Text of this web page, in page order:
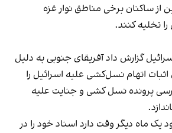
از ساکنان برخی مناطق نوار غزه
تخلیه کنند.
گزارش داد آفریقای جنوبی به دلیل
اثبات اتهام نسل‌کشی علیه اسرائیل را
پرونده نسل کشی و جنایت علیه
یک ماه دیگر وقت دارد اسناد خود را در